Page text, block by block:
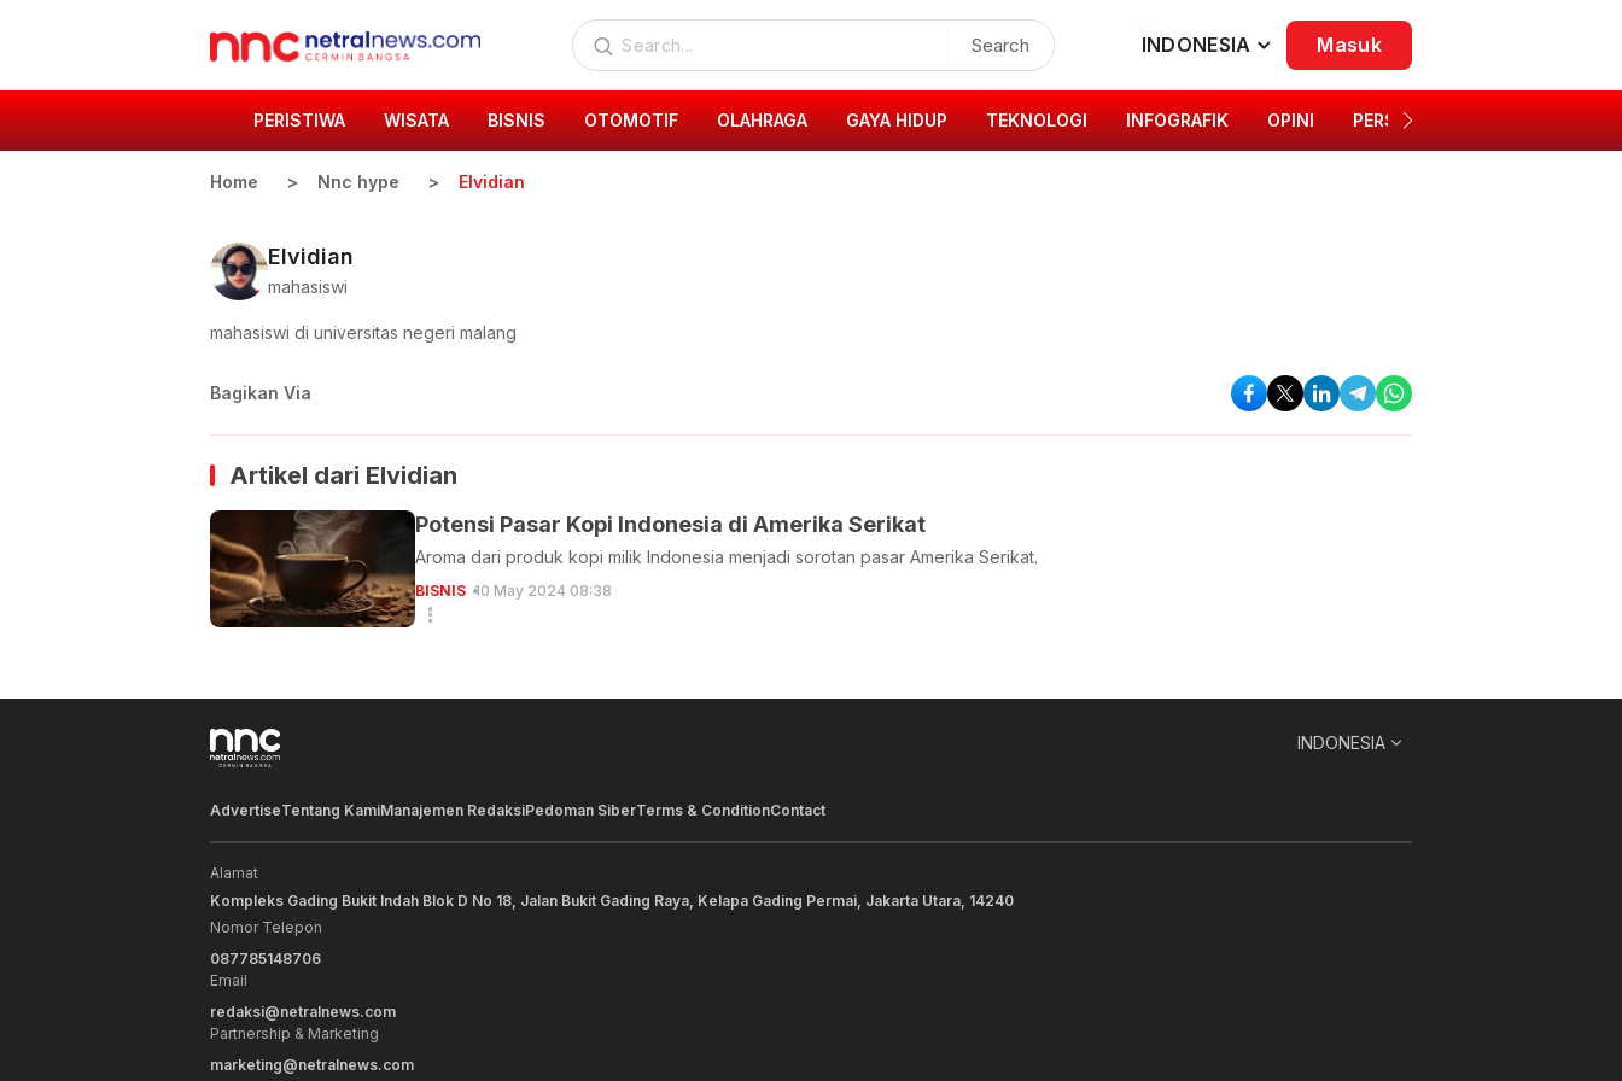
Search INDONESIA Masuk
PERISTIWA WISATA BISNIS OTOMOTIF OLAHRAGA GAYA HIDUP TEKNOLOGI INFOGRAFIK OPINI PERSONA
Home Nnc hype Elvidian
Elvidian
mahasiswi
mahasiswi di universitas negeri malang
Bagikan Via
Artikel dari Elvidian
Potensi Pasar Kopi Indonesia di Amerika Serikat
Aroma dari produk kopi milik Indonesia menjadi sorotan pasar Amerika Serikat.
BISNIS 10 May 2024 08:38
INDONESIA
AdvertiseTentang KamiManajemen RedaksiPedoman SiberTerms & ConditionContact
Alamat
Kompleks Gading Bukit Indah Blok D No 18, Jalan Bukit Gading Raya, Kelapa Gading Permai, Jakarta Utara, 14240
Nomor Telepon
087785148706
Email
redaksi@netralnews.com
Partnership & Marketing
marketing@netralnews.com